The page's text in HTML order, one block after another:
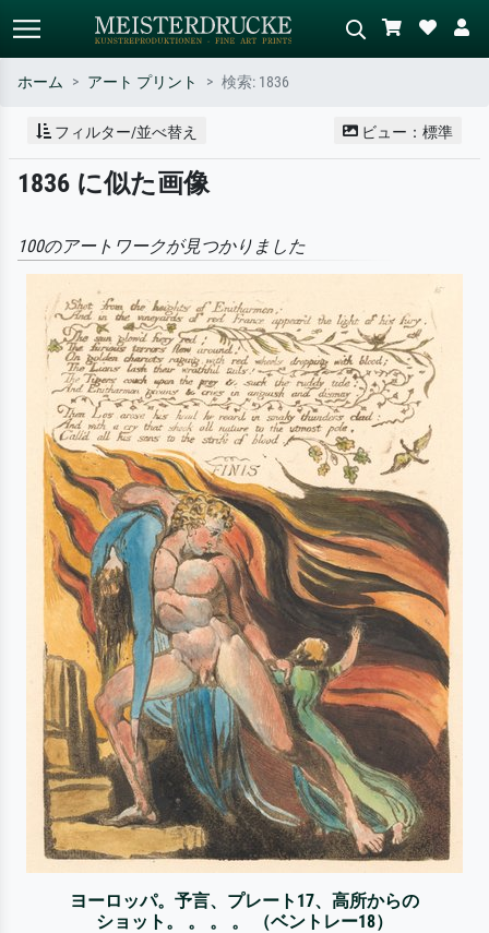
標準検索 AI画像検索
作家名・作品名・スタイルで検索
– 例：モネ、星月夜、印象派、北
シーンを説明してください – 例：
ホーム アート プリント 検索: 1836
フィルター/並べ替え ビュー：標準
1836 に似た画像
100のアートワークが見つかりました
ヨーロッパ。予言、プレート17、高所からの
ショット。 。 。 。 （ベントレー18）